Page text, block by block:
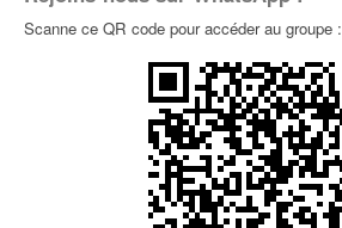
Scanne ce QR code pour accéder au groupe :
Re: Caussiduro 15 juin
» 12 Juin 2025, 19:49